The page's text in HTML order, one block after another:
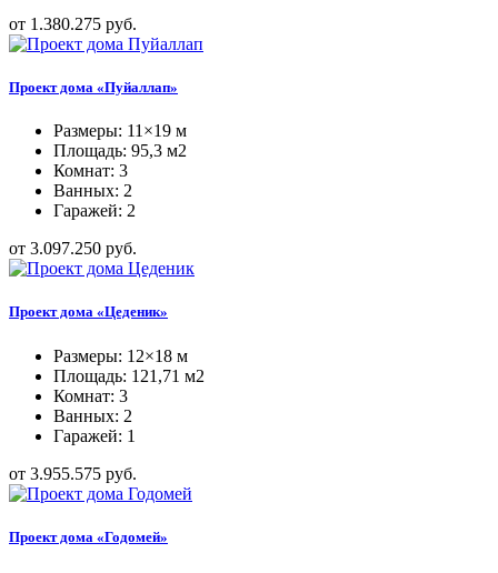
от 1.380.275 руб.
Проект дома «Пуйаллап»
Размеры: 11×19 м
Площадь: 95,3 м2
Комнат: 3
Ванных: 2
Гаражей: 2
от 3.097.250 руб.
Проект дома «Цеденик»
Размеры: 12×18 м
Площадь: 121,71 м2
Комнат: 3
Ванных: 2
Гаражей: 1
от 3.955.575 руб.
Проект дома «Годомей»